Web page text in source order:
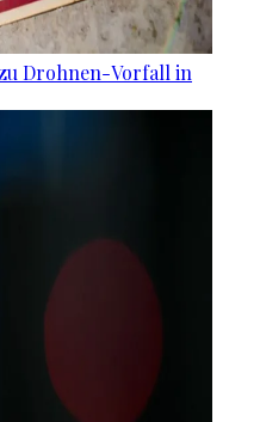
Drohnen-Vorfall in